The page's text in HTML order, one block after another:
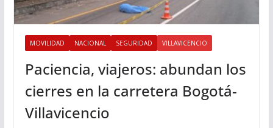
MOVILIDAD NACIONAL SEGURIDAD VILLAVICENCIO
Paciencia, viajeros: abundan los
cierres en la carretera Bogotá-
Villavicencio